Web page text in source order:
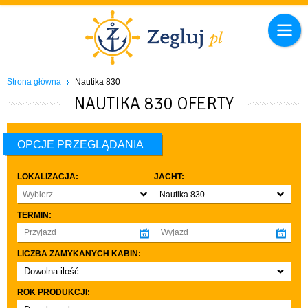
Strona główna Nautika 830
NAUTIKA 830 OFERTY
OPCJE PRZEGLĄDANIA
LOKALIZACJA:
Wybierz
JACHT:
Nautika 830
TERMIN:
LICZBA ZAMYKANYCH KABIN:
Dowolna ilość
co najmniej 1
co najmniej 2
ROK PRODUKCJI: